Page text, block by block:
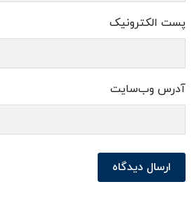
پست الکترونیک
آدرس وب‌سایت
ارسال دیدگاه